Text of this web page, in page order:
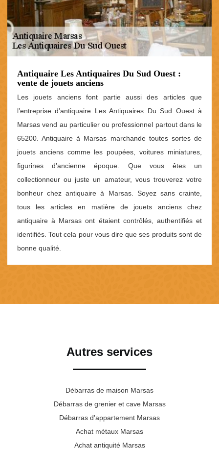
Antiquaire Les Antiquaires Du Sud Ouest :
vente de jouets anciens
Les jouets anciens font partie aussi des articles que
l’entreprise d’antiquaire Les Antiquaires Du Sud Ouest à
Marsas vend au particulier ou professionnel partout dans le
65200. Antiquaire à Marsas marchande toutes sortes de
jouets anciens comme les poupées, voitures miniatures,
figurines d’ancienne époque. Que vous êtes un
collectionneur ou juste un amateur, vous trouverez votre
bonheur chez antiquaire à Marsas. Soyez sans crainte,
tous les articles en matière de jouets anciens chez
antiquaire à Marsas ont étaient contrôlés, authentifiés et
identifiés. Tout cela pour vous dire que ses produits sont de
bonne qualité.
Autres services
Débarras de maison Marsas
Débarras de grenier et cave Marsas
Débarras d'appartement Marsas
Achat métaux Marsas
Achat antiquité Marsas